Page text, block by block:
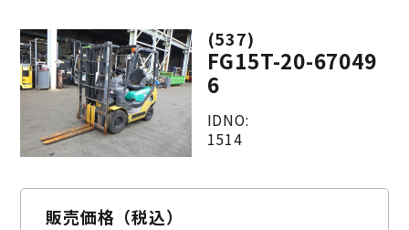
(537)
FG15T-20-67049
6
IDNO:
1514
販売価格（税込）